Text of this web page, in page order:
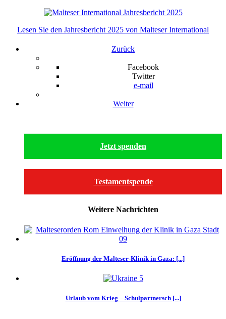
Lesen Sie den Jahresbericht 2025 von Malteser International
Zurück
Facebook
Twitter
e-mail
Weiter
Jetzt spenden
Testamentspende
Weitere Nachrichten
Eröffnung der Malteser-Klinik in Gaza: [...]
Urlaub vom Krieg – Schulpartnersch [...]